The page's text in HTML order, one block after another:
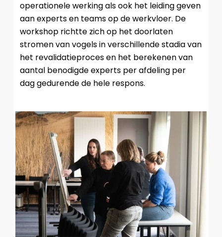
operationele werking als ook het leiding geven
aan experts en teams op de werkvloer. De
workshop richtte zich op het doorlaten
stromen van vogels in verschillende stadia van
het revalidatieproces en het berekenen van
aantal benodigde experts per afdeling per
dag gedurende de hele respons.